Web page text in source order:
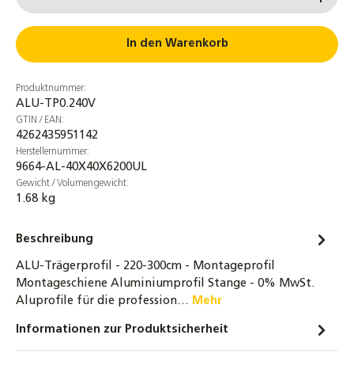
1,20 Meter Schutzbürste Ø 19cm Vogel
7,50 €
Dachhaken Edelstahl für Dachsteine,
Dachziegel und Dachpfannen - 0% MwSt.
2,25 €
Dachhaken Edelstahl 3-fach verstellbar für
0% MwSt.
4,04 €
Sechskantschraube Edelstahl A2-70 DIN 933
4,00 €
In den Warenkorb
Produktnummer:
ALU-TP0.240V
GTIN / EAN:
4262435951142
Herstellernummer:
9664-AL-40X40X6200UL
Gewicht / Volumengewicht:
1.68 kg
Beschreibung
ALU-Trägerprofil - 220-300cm - Montageprofil
Montageschiene Aluminiumprofil Stange - 0% MwSt.
Aluprofile für die profession… Mehr
Informationen zur Produktsicherheit